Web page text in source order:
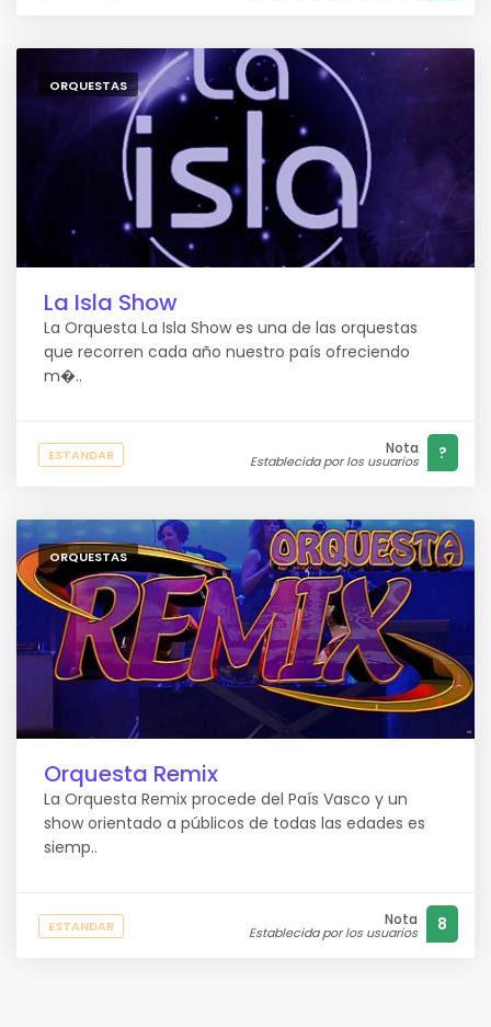
ORQUESTAS
La Isla Show
La Orquesta La Isla Show es una de las orquestas
que recorren cada año nuestro país ofreciendo
m�..
ESTANDAR Nota
Establecida por los usuarios ?
ORQUESTAS
Orquesta Remix
La Orquesta Remix procede del País Vasco y un
show orientado a públicos de todas las edades es
siemp..
ESTANDAR Nota
Establecida por los usuarios 8